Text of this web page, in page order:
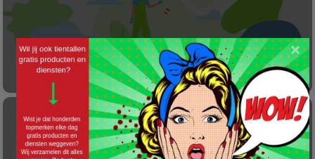
Laat éénmalig GRATIS je container reinigen
×